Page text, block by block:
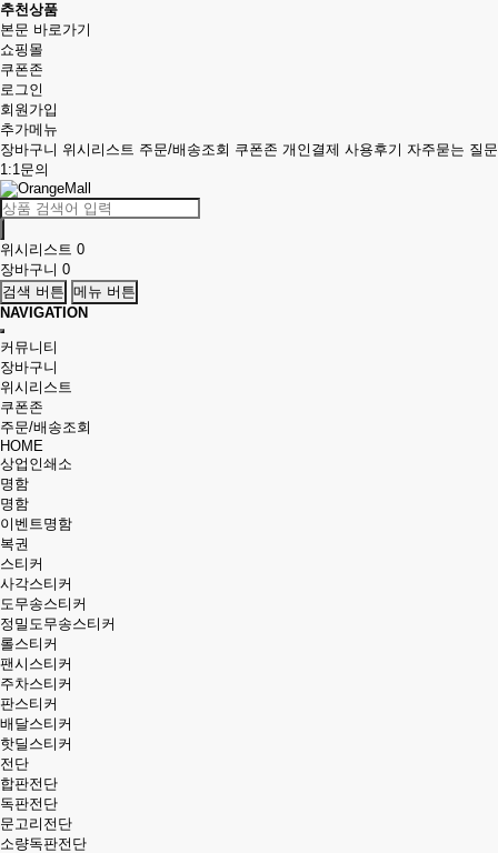
추천상품
본문 바로가기
쇼핑몰
쿠폰존
로그인
회원가입
추가메뉴
장바구니 위시리스트 주문/배송조회 쿠폰존 개인결제 사용후기 자주묻는 질문
1:1문의
위시리스트 0
장바구니 0
검색 버튼 메뉴 버튼
NAVIGATION
커뮤니티
장바구니
위시리스트
쿠폰존
주문/배송조회
HOME
상업인쇄소
명함
명함
이벤트명함
복권
스티커
사각스티커
도무송스티커
정밀도무송스티커
롤스티커
팬시스티커
주차스티커
판스티커
배달스티커
핫딜스티커
전단
합판전단
독판전단
문고리전단
소량독판전단